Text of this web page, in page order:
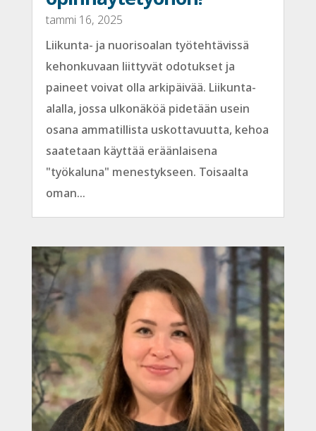
tammi 16, 2025
Liikunta- ja nuorisoalan työtehtävissä
kehonkuvaan liittyvät odotukset ja
paineet voivat olla arkipäivää. Liikunta-
alalla, jossa ulkonäköä pidetään usein
osana ammatillista uskottavuutta, kehoa
saatetaan käyttää eräänlaisena
"työkaluna" menestykseen. Toisaalta
oman...